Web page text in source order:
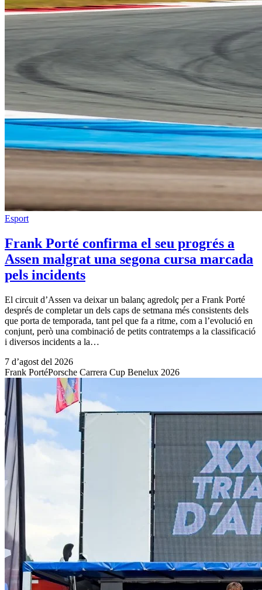
Esport
Frank Porté confirma el seu progrés a
Assen malgrat una segona cursa marcada
pels incidents
El circuit d’Assen va deixar un balanç agredolç per a Frank Porté
després de completar un dels caps de setmana més consistents dels
que porta de temporada, tant pel que fa a ritme, com a l’evolució en
conjunt, però una combinació de petits contratemps a la classificació
i diversos incidents a la…
7 d’agost del 2026
Frank PortéPorsche Carrera Cup Benelux 2026